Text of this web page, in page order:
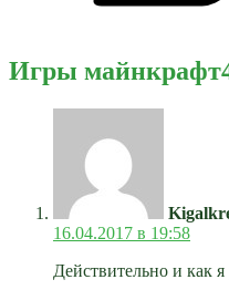
Игры
16.04.2017 в 19:58
Действительно и как